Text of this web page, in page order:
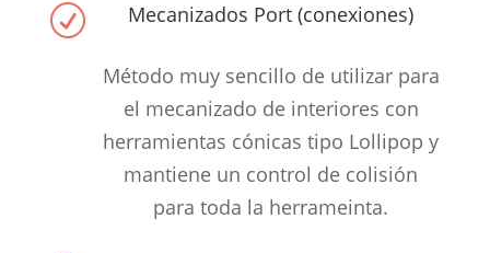
R Mecanizados Port (conexiones)
Método muy sencillo de utilizar para
el mecanizado de interiores con
herramientas cónicas tipo Lollipop y
mantiene un control de colisión
para toda la herrameinta.